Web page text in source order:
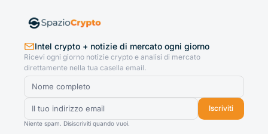
Intel crypto + notizie di mercato ogni giorno
Ricevi ogni giorno notizie crypto e analisi di mercato
direttamente nella tua casella email.
Iscriviti
Niente spam. Disiscriviti quando vuoi.